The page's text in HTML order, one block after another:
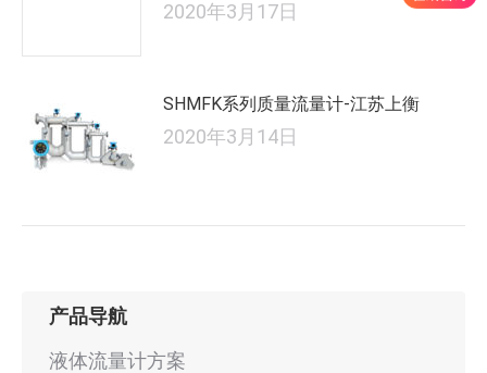
2020年3月17日
SHMFK系列质量流量计-江苏上衡
2020年3月14日
产品导航
液体流量计方案